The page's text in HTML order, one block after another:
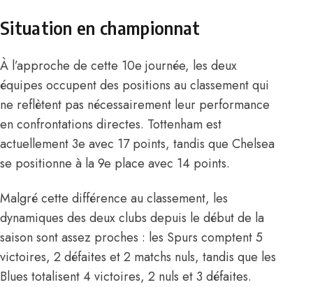
Situation en championnat
À l’approche de cette 10e journée, les deux
équipes occupent des positions au classement qui
ne reflètent pas nécessairement leur performance
en confrontations directes. Tottenham est
actuellement 3e avec 17 points, tandis que Chelsea
se positionne à la 9e place avec 14 points.
Malgré cette différence au classement, les
dynamiques des deux clubs depuis le début de la
saison sont assez proches : les Spurs comptent 5
victoires, 2 défaites et 2 matchs nuls, tandis que les
Blues totalisent 4 victoires, 2 nuls et 3 défaites.